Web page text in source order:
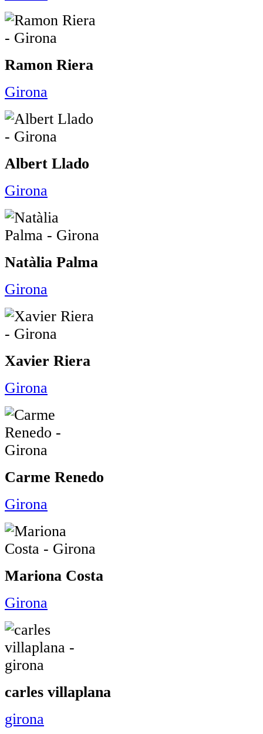
Ramon Riera
Girona
Albert Llado
Girona
Natàlia Palma
Girona
Xavier Riera
Girona
Carme Renedo
Girona
Mariona Costa
Girona
carles villaplana
girona